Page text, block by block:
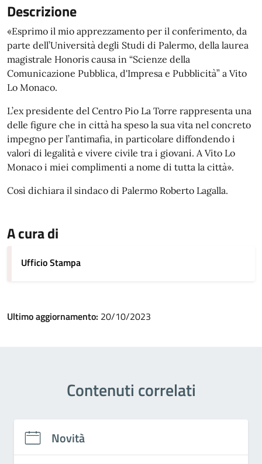
Descrizione
«Esprimo il mio apprezzamento per il conferimento, da
parte dell’Università degli Studi di Palermo, della laurea
magistrale Honoris causa in “Scienze della
Comunicazione Pubblica, d'Impresa e Pubblicità” a Vito
Lo Monaco.
L’ex presidente del Centro Pio La Torre rappresenta una
delle figure che in città ha speso la sua vita nel concreto
impegno per l’antimafia, in particolare diffondendo i
valori di legalità e vivere civile tra i giovani. A Vito Lo
Monaco i miei complimenti a nome di tutta la città».
Così dichiara il sindaco di Palermo Roberto Lagalla.
A cura di
Ufficio Stampa
Ultimo aggiornamento: 20/10/2023
Contenuti correlati
Novità